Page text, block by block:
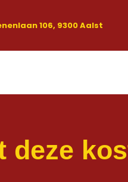
106, 9300 Aalst
deze